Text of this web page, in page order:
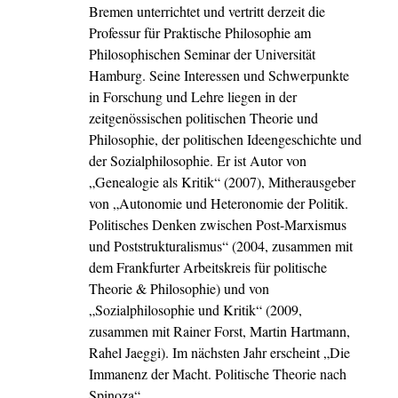
Bremen unterrichtet und vertritt derzeit die
Professur für Praktische Philosophie am
Philosophischen Seminar der Universität
Hamburg. Seine Interessen und Schwerpunkte
in Forschung und Lehre liegen in der
zeitgenössischen politischen Theorie und
Philosophie, der politischen Ideengeschichte und
der Sozialphilosophie. Er ist Autor von
„Genealogie als Kritik“ (2007), Mitherausgeber
von „Autonomie und Heteronomie der Politik.
Politisches Denken zwischen Post-Marxismus
und Poststrukturalismus“ (2004, zusammen mit
dem Frankfurter Arbeitskreis für politische
Theorie & Philosophie) und von
„Sozialphilosophie und Kritik“ (2009,
zusammen mit Rainer Forst, Martin Hartmann,
Rahel Jaeggi). Im nächsten Jahr erscheint „Die
Immanenz der Macht. Politische Theorie nach